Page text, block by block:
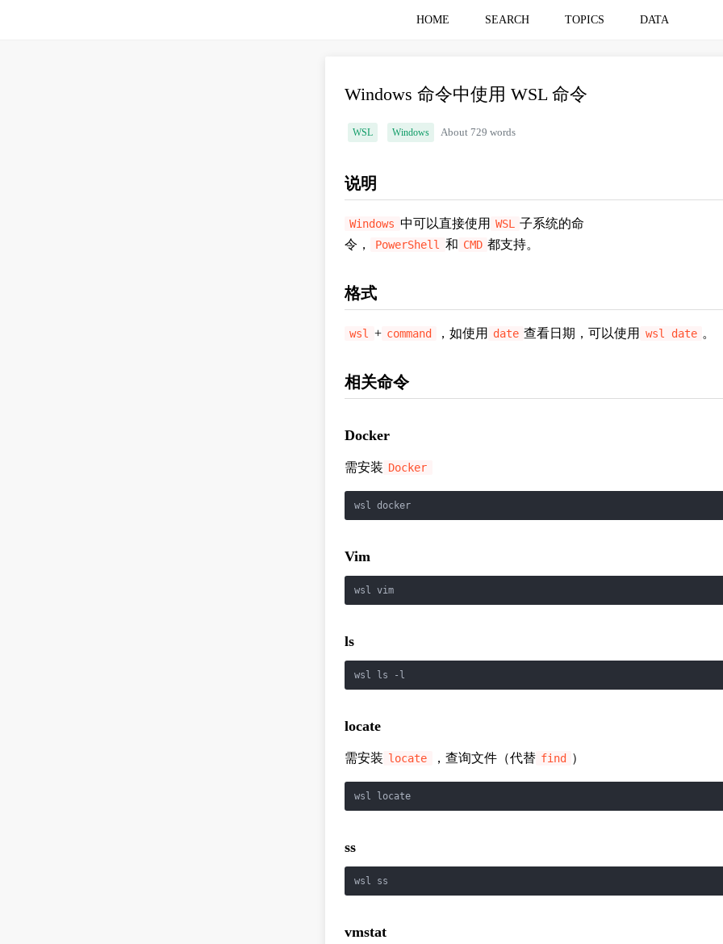
HOME SEARCH TOPICS DATA
Windows 命令中使用 WSL 命令
WSL Windows About 729 words
说明
Windows 中可以直接使用 WSL
子系统的命
令，
PowerShell 和 CMD 都支持。
格式
wsl + command ，如使用 date 查看日期，可以使用 wsl date 。
相关命令
Docker
需安装 Docker
wsl docker
Vim
wsl vim
ls
wsl ls -l
locate
需安装 locate ，查询文件（代替 find ）
wsl locate
ss
wsl ss
vmstat